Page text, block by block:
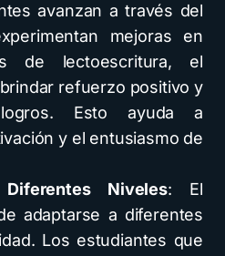
avanzan a través del
mejoras en
de lectoescritura, el
refuerzo positivo y
Esto ayuda a
y el entusiasmo de
Niveles: El
adaptarse a diferentes
Los estudiantes que